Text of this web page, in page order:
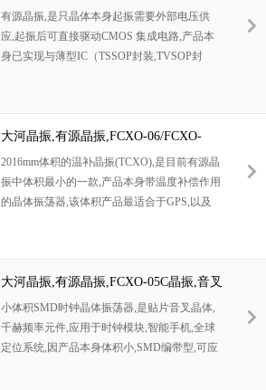
动化,家电领域,移动通信领域可发挥优良的电
气特性,符合无铅标准,满足无铅焊接的回流温
度曲线要求,金属外壳的石英晶振使得产品在封
石英晶振
有源晶振,是只晶体本身起振需要外部电压供
应,起振后可直接驱动CMOS 集成电路,产品本
身已实现与薄型IC（TSSOP封装,TVSOP封
流焊接（无铅对应）产品有几种电压供选
1.8V,2.5V,3V3.3V,5V,以应对不同IC产品需要.
大河晶振,有源晶振,FCXO-06/FCXO-
06W晶振,进口贴片晶振
2016mm体积的温补晶振(TCXO),是目前有源晶
振中体积最小的一款,产品本身带温度补偿作用
的晶体振荡器,该体积产品最适合于GPS,以及
(DC+1.8V ± 0.1V to +2.9V ± 0.1V 对应IC可能)
高度：最高0.8 mm,体积：0.0022 cm3,重量：
0.008 g,超小型,轻型,低消耗电流,表面贴片型产
品.(可对应回流焊)无铅产品.满足无铅焊接的高
温回流温度曲线要求,带有AFC(频率控制)功
大河晶振,有源晶振,FCXO-05C晶振,音叉
晶振
小体积SMD时钟晶体振荡器,是贴片音叉晶体,
千赫频率元件,应用于时钟模块,智能手机,全球
定位系统,因产品本身体积小,SMD编带型,可应